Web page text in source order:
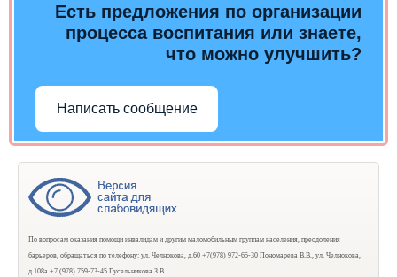
Есть предложения по организации
процесса воспитания или знаете,
что можно улучшить?
Написать сообщение
По вопросам оказания помощи инвалидам и другим маломобильным группам населения, преодоления
барьеров, обращаться по телефону: ул. Челнокова, д.60 +7(978) 972-65-30 Пономарева В.В., ул. Челнокова,
д.108а +7 (978) 759-73-45 Гусельникова З.В.